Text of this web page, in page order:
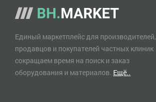
Единый маркетплейс для производителей,
продавцов и покупателей частных клиник
сокращаем время на поиск и заказ
оборудования и материалов. Ещё..